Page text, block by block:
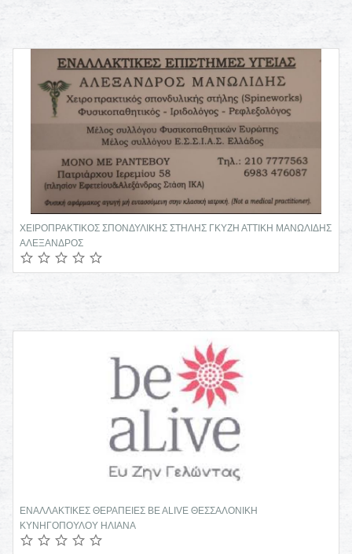
ΧΕΙΡΟΠΡΑΚΤΙΚΟΣ ΣΠΟΝΔΥΛΙΚΗΣ ΣΤΗΛΗΣ ΓΚΥΖΗ ΑΤΤΙΚΗ ΜΑΝΩΛΙΔΗΣ
ΑΛΕΞΑΝΔΡΟΣ
ΕΝΑΛΛΑΚΤΙΚΕΣ ΘΕΡΑΠΕΙΕΣ BE ALIVE ΘΕΣΣΑΛΟΝΙΚΗ
ΚΥΝΗΓΟΠΟΥΛΟΥ ΗΛΙΑΝΑ